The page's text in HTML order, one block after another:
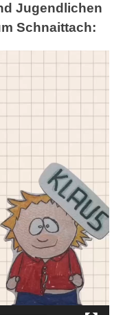
Jugendlichen
Schnaittach: